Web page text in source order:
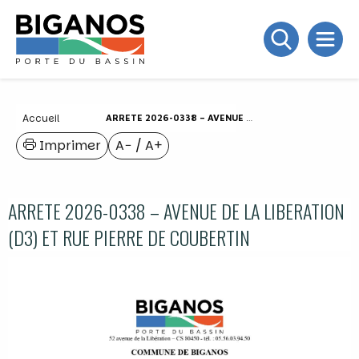
Accueil ARRETE 2026-0338 – AVENUE DE LA LIBERATION (D3) ET RUE PIERRE DE COUBERTIN
A− / A+
Imprimer
ARRETE 2026-0338 – AVENUE DE LA LIBERATION
(D3) ET RUE PIERRE DE COUBERTIN